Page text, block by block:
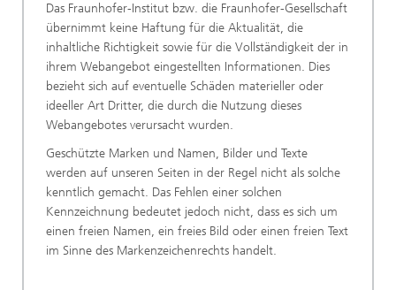
Das Fraunhofer-Institut bzw. die Fraunhofer-Gesellschaft
übernimmt keine Haftung für die Aktualität, die
inhaltliche Richtigkeit sowie für die Vollständigkeit der in
ihrem Webangebot eingestellten Informationen. Dies
bezieht sich auf eventuelle Schäden materieller oder
ideeller Art Dritter, die durch die Nutzung dieses
Webangebotes verursacht wurden.
Geschützte Marken und Namen, Bilder und Texte
werden auf unseren Seiten in der Regel nicht als solche
kenntlich gemacht. Das Fehlen einer solchen
Kennzeichnung bedeutet jedoch nicht, dass es sich um
einen freien Namen, ein freies Bild oder einen freien Text
im Sinne des Markenzeichenrechts handelt.